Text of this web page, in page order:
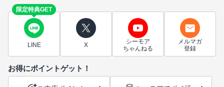
限定特典GET
LINE X
シーモア
ちゃんねる
メルマガ
登録
お得にポイントゲット！